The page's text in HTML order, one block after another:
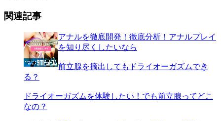
関連記事
アナルを徹底開発！徹底分析！アナルプレイ
を知り尽くしたいなら
前立腺を摘出してもドライオーガズムでき
る？
ドライオーガズムを体験したい！でも前立腺ってどこ
なの？